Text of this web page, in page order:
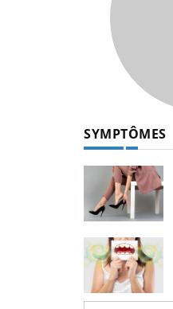
SYMPTÔMES